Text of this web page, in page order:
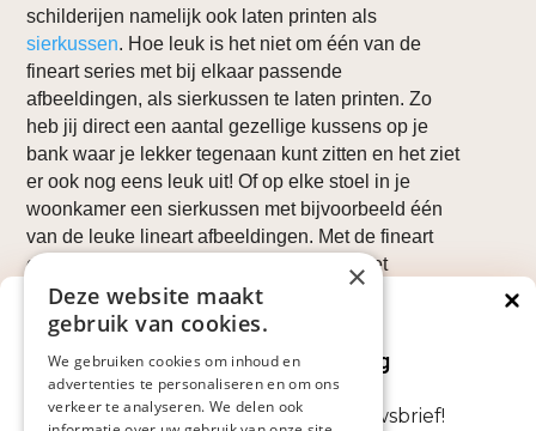
schilderijen namelijk ook laten printen als
sierkussen. Hoe leuk is het niet om één van de
fineart series met bij elkaar passende
afbeeldingen, als sierkussen te laten printen. Zo
heb jij direct een aantal gezellige kussens op je
bank waar je lekker tegenaan kunt zitten en het ziet
er ook nog eens leuk uit! Of op elke stoel in je
woonkamer een sierkussen met bijvoorbeeld één
van de leuke lineart afbeeldingen. Met de fineart
collectie kun je eindeloos combineren met
wanddecoratie en sierkussens. Iedereen doet het
weer anders. We zijn benieuwd wat jij gaat kiezen.
Fineart collectie voor kantoor
De fineart collectie leent zich ook zeer goed voor
Direct €5 korting
Op je volgende bestelling
Abonneer je nu op onze nieuwsbrief!
×
Deze website maakt
gebruik van cookies.
We gebruiken cookies om inhoud en
advertenties te personaliseren en om ons
verkeer te analyseren. We delen ook